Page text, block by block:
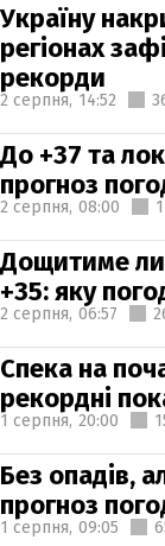
Україну
регіонах
рекорди
2 серпня, 14:52
До +37 та
прогноз
2 серпня, 08:00
Дощитиме
+35: яку
2 серпня, 06:57
Спека на
рекордні
1 серпня, 20:00
Без опадів,
прогноз
1 серпня, 09:05